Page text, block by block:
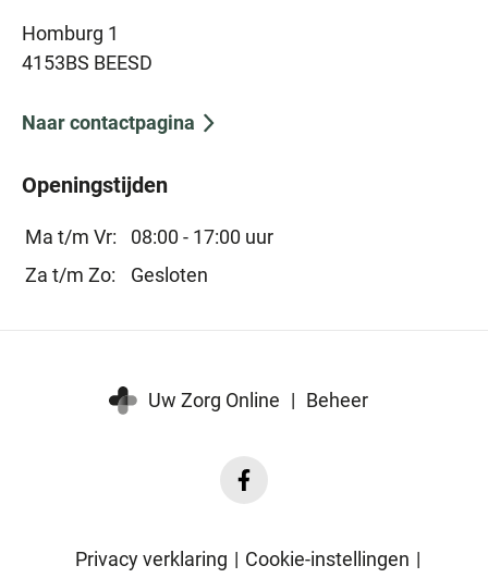
Homburg 1
4153BS BEESD
Naar contactpagina
Openingstijden
Ma t/m Vr:
08:00 - 17:00 uur
Za t/m Zo:
Gesloten
Uw Zorg Online | Beheer
Facebook
Centrum
Privacy verklaring | Cookie-instellingen |